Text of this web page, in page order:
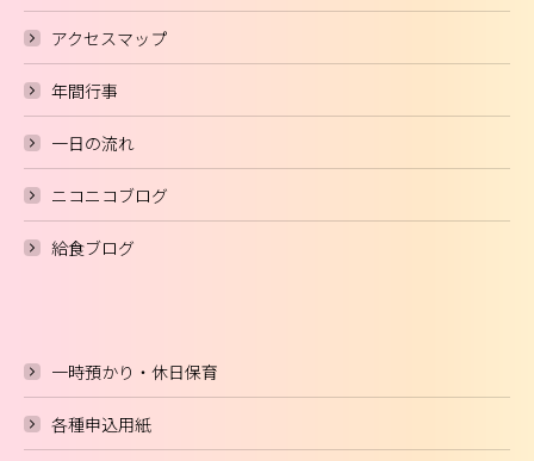
アクセスマップ
年間行事
一日の流れ
ニコニコブログ
給食ブログ
一時預かり・休日保育
各種申込用紙